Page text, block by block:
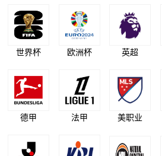
世界杯 欧洲杯 英超
德甲 法甲 美职业